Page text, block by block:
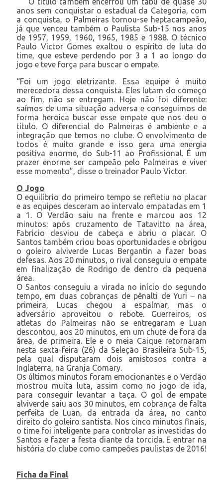
anos sem conquistar o estadual da Categoria, com
a conquista, o Palmeiras tornou-se heptacampeão,
já que venceu também o Paulista Sub-15 nos anos
de 1957, 1959, 1960, 1965, 1985 e 1988. O técnico
Paulo Victor Gomes exaltou o espírito de luta do
time, que esteve perdendo por 3 a 1 ao longo do
jogo e teve força para buscar o empate.
“Foi um jogo eletrizante. Essa equipe é muito
merecedora dessa conquista. Eles lutam do começo
ao fim, não se entregam. Hoje não foi diferente:
saímos de uma situação adversa e conseguimos de
forma heroica buscar esse empate que nos deu o
título. O diferencial do Palmeiras é ambiente e a
integração que temos no clube. O envolvimento de
todos é muito grande e isso gera uma energia
positiva enorme, do Sub-11 ao Profissional. É um
prazer enorme ser campeão pelo Palmeiras e viver
esse momento”, disse o treinador Paulo Victor.
O Jogo
O equilíbrio do primeiro tempo se refletiu no placar
e as equipes desceram ao intervalo empatadas em 1
a 1. O Verdão saiu na frente e marcou aos 12
minutos: após cruzamento de Tatavitto na área,
Fabricio desviou de cabeça e abriu o placar. O
Santos também criou boas oportunidades e obrigou
o goleiro alviverde Lucas Bergantin a fazer boas
defesas. Aos 20 minutos, o rival conseguiu o empate
em finalização de Rodrigo de dentro da pequena
área.
O Santos conseguiu a virada no início do segundo
tempo, em duas cobranças de pênalti de Yuri – na
primeira, Lucas chegou a espalmar, mas o
adversário aproveitou o rebote. Guerreiros, os
atletas do Palmeiras não se entregaram e Luan
descontou, aos 20 minutos, em um chute de fora da
área, de primeira. Ele e o meia Caique retornaram
nesta sexta-feira (26) da Seleção Brasileira Sub-15,
pela qual disputaram dois amistosos contra a
Inglaterra, na Granja Comary.
Os últimos minutos foram emocionantes e o Verdão
mostrou muita luta, assim como no jogo de ida,
para conseguir levantar a taça. O gol de empate
alviverde saiu aos 30 minutos, em cobrança de falta
perfeita de Luan, da entrada da área, no canto
direito do goleiro santista. Nos cinco minutos finais,
o time foi inteligente para controlar as investidas do
Santos e fazer a festa diante da torcida. E entrar na
história do clube como campeões paulistas de 2016!
Ficha da Final